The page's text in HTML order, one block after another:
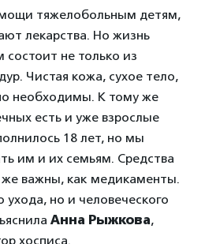
тяжелобольным детям,
лекарства. Но жизнь
состоит не только из
Чистая кожа, сухое тело,
необходимы. К тому же
есть и уже взрослые
18 лет, но мы
им и их семьям. Средства
же важны, как медикаменты.
ухода, но и человеческого
Анна Рыжкова,
хосписа.